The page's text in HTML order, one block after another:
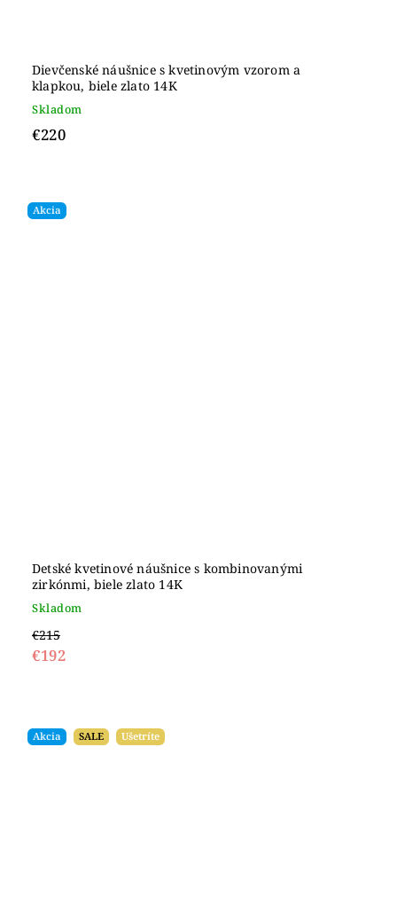
Dievčenské náušnice s kvetinovým vzorom a
klapkou, biele zlato 14K
Skladom
€220
Akcia
Detské kvetinové náušnice s kombinovanými
zirkónmi, biele zlato 14K
Skladom
€215
€192
Akcia SALE Ušetríte